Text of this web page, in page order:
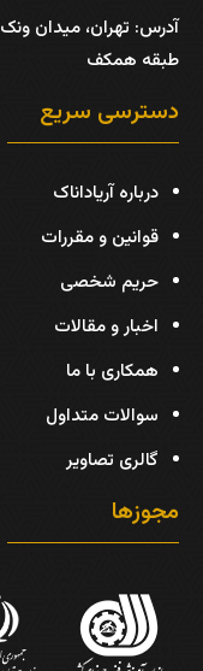
آدرس:
طبقه همکف
دسترسی سریع
درباره آریاداناک
قوانین و مقررات
حریم شخصی
اخبار و مقالات
همکاری با ما
سوالات متداول
گالری تصاویر
مجوزها